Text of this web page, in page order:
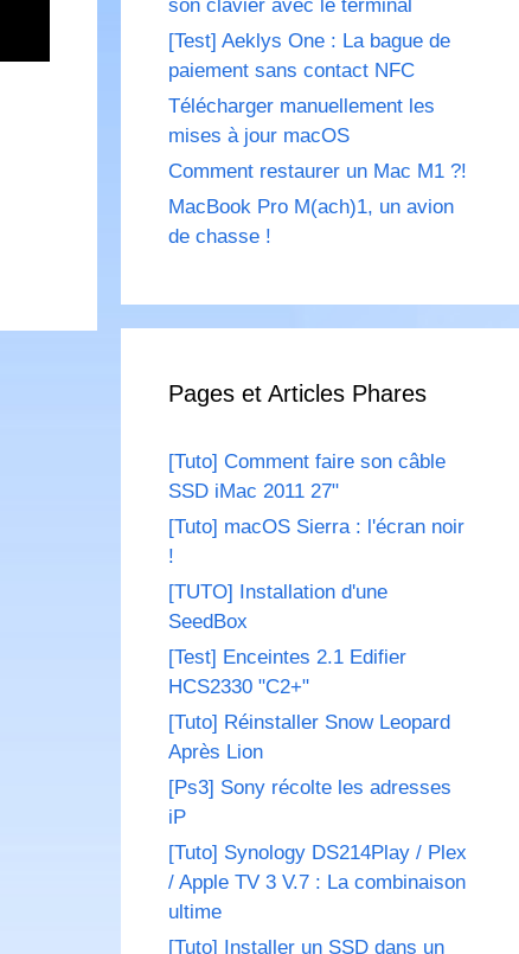
son clavier avec le terminal
[Test] Aeklys One : La bague de
paiement sans contact NFC
Télécharger manuellement les
mises à jour macOS
Comment restaurer un Mac M1 ?!
MacBook Pro M(ach)1, un avion
de chasse !
Pages et Articles Phares
[Tuto] Comment faire son câble
SSD iMac 2011 27"
[Tuto] macOS Sierra : l'écran noir
!
[TUTO] Installation d'une
SeedBox
[Test] Enceintes 2.1 Edifier
HCS2330 "C2+"
[Tuto] Réinstaller Snow Leopard
Après Lion
[Ps3] Sony récolte les adresses
iP
[Tuto] Synology DS214Play / Plex
/ Apple TV 3 V.7 : La combinaison
ultime
[Tuto] Installer un SSD dans un